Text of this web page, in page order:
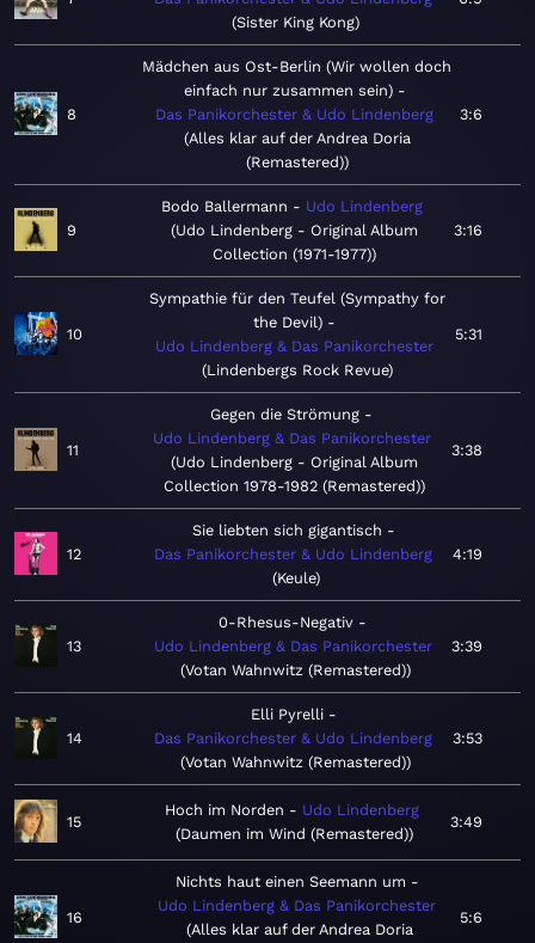
Sister King Kong
8
Mädchen aus Ost-Berlin (Wir wollen doch
einfach nur zusammen sein)
Das Panikorchester & Udo Lindenberg
Alles klar auf der Andrea Doria
(Remastered)
3:6
9
Bodo Ballermann
Udo Lindenberg
Udo Lindenberg - Original Album
Collection (1971-1977)
3:16
10
Sympathie für den Teufel (Sympathy for
the Devil)
Udo Lindenberg & Das Panikorchester
Lindenbergs Rock Revue
5:31
11
Gegen die Strömung
Udo Lindenberg & Das Panikorchester
Udo Lindenberg - Original Album
Collection 1978-1982 (Remastered)
3:38
12
Sie liebten sich gigantisch
Das Panikorchester & Udo Lindenberg
Keule
4:19
13
0-Rhesus-Negativ
Udo Lindenberg & Das Panikorchester
Votan Wahnwitz (Remastered)
3:39
14
Elli Pyrelli
Das Panikorchester & Udo Lindenberg
Votan Wahnwitz (Remastered)
3:53
15
Hoch im Norden
Udo Lindenberg
Daumen im Wind (Remastered)
3:49
16
Nichts haut einen Seemann um
Udo Lindenberg & Das Panikorchester
Alles klar auf der Andrea Doria
5:6